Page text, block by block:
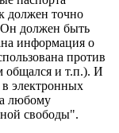
должен точно
Он должен быть
информация о
против
общался и т.п.). И
в электронных
любому
свободы".